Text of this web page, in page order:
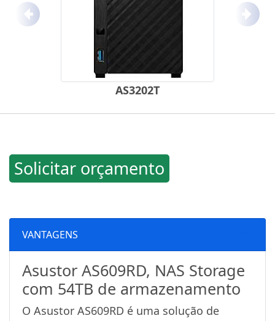
AS3202T
Anterior
Solicitar orçamento
VANTAGENS
Asustor AS609RD, NAS Storage
com 54TB de armazenamento
O Asustor AS609RD é uma solução de